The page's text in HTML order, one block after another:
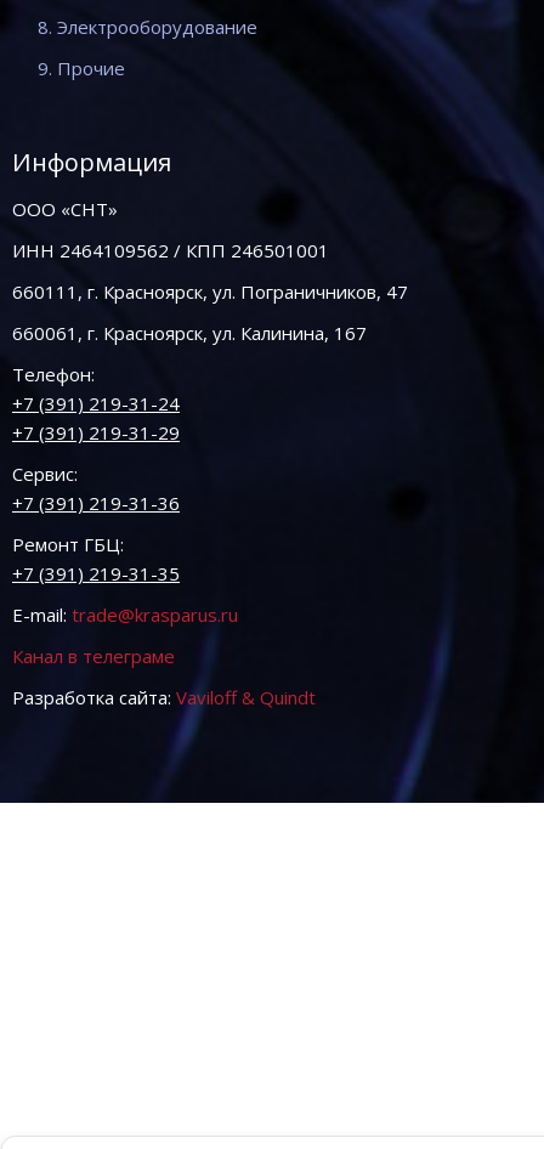
8. Электрооборудование
9. Прочие
Информация
ООО «СНТ»
ИНН 2464109562 / КПП 246501001
660111, г. Красноярск, ул. Пограничников, 47
660061, г. Красноярск, ул. Калинина, 167
Телефон:
+7 (391) 219-31-24
+7 (391) 219-31-29
Сервис:
+7 (391) 219-31-36
Ремонт ГБЦ:
+7 (391) 219-31-35
E-mail: trade@krasparus.ru
Канал в телеграме
Разработка сайта: Vaviloff & Quindt